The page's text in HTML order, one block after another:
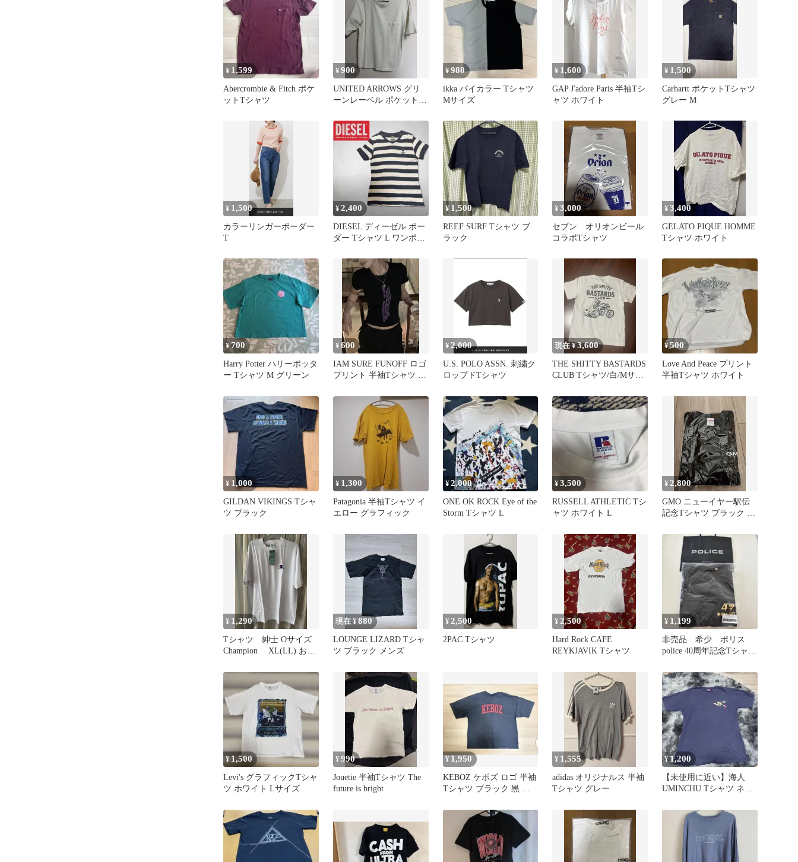
¥ 1,599
Abercrombie & Fitch ポケ
ットTシャツ
¥900
UNITED ARROWS グリ
ーンレーベル ポケットT
¥980
ikka バイカラー Tシャツ
Mサイズ
¥ 1,600
GAP J'adore Paris 半袖Tシ
ャツ ホワイト
¥ 1,500
Carhartt ポケットTシャツ
グレー M
¥ 1,500
カラーリンガーボーダー
T
¥2,400
DIESEL ディーゼル ボー
ダー Tシャツ L ワンポイ
¥ 1,500
REEF SURF Tシャツ ブ
ラック
¥3,000
セブン オリオンビール
コラボTシャツ
¥3,400
GELATO PIQUE HOMME
Tシャツ ホワイト
¥700
Harry Potter ハリーポッタ
ー Tシャツ M グリーン
¥600
IAM SURE FUNOFF ロゴ
プリント 半袖Tシャツ ブ
¥2,000
U.S. POLO ASSN. 刺繍ク
ロップドTシャツ
現在 ¥3,600
THE SHITTY BASTARDS
CLUB Tシャツ/白/Mサイ
¥500
Love And Peace プリント
半袖Tシャツ ホワイト
¥ 1,000
GILDAN VIKINGS Tシャ
ツ ブラック
¥ 1,300
Patagonia 半袖Tシャツ イ
エロー グラフィック
¥2,000
ONE OK ROCK Eye of the
Storm Tシャツ L
¥3,500
RUSSELL ATHLETIC Tシ
ャツ ホワイト L
¥2,800
GMO ニューイヤー駅伝
記念Tシャツ ブラック L
¥ 1,290
Tシャツ 紳士 Oサイズ
Champion XL(LL) お盆
現在 ¥880
LOUNGE LIZARD Tシャ
ツ ブラック メンズ
¥2,500
2PAC Tシャツ
¥2,500
Hard Rock CAFE
REYKJAVIK Tシャツ
¥ 1,199
非売品 希少 ポリス
police 40周年記念Tシャツ
¥ 1,500
Levi's グラフィックTシャ
ツ ホワイト Lサイズ
¥990
Jouetie 半袖Tシャツ The
future is bright
¥ 1,950
KEBOZ ケボズ ロゴ 半袖
Tシャツ ブラック 黒 ビ
¥ 1,555
adidas オリジナルス 半袖
Tシャツ グレー
¥1,200
【未使用に近い】海人
UMINCHU Tシャツ ネイ